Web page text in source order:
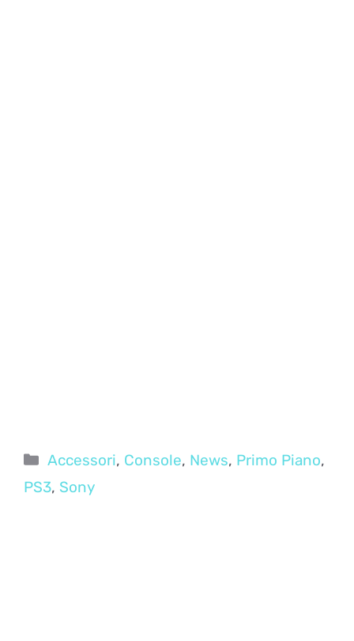
Categorie
Accessori, Console, News, Primo Piano,
PS3, Sony